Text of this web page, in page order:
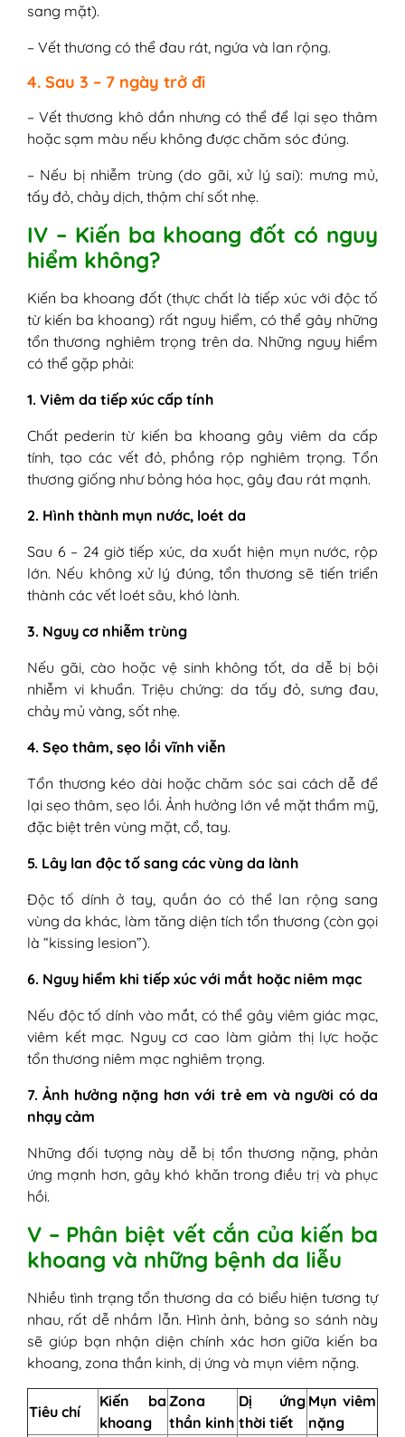
sang mặt).
– Vết thương có thể đau rát, ngứa và lan rộng.
4. Sau 3 – 7 ngày trở đi
– Vết thương khô dần nhưng có thể để lại sẹo thâm
hoặc sạm màu nếu không được chăm sóc đúng.
– Nếu bị nhiễm trùng (do gãi, xử lý sai): mưng mủ,
tấy đỏ, chảy dịch, thậm chí sốt nhẹ.
IV – Kiến ba khoang đốt có nguy
hiểm không?
Kiến ba khoang đốt (thực chất là tiếp xúc với độc tố
từ kiến ba khoang) rất nguy hiểm, có thể gây những
tổn thương nghiêm trọng trên da. Những nguy hiểm
có thể gặp phải:
1. Viêm da tiếp xúc cấp tính
Chất pederin từ kiến ba khoang gây viêm da cấp
tính, tạo các vết đỏ, phồng rộp nghiêm trọng. Tổn
thương giống như bỏng hóa học, gây đau rát mạnh.
2. Hình thành mụn nước, loét da
Sau 6 – 24 giờ tiếp xúc, da xuất hiện mụn nước, rộp
lớn. Nếu không xử lý đúng, tổn thương sẽ tiến triển
thành các vết loét sâu, khó lành.
3. Nguy cơ nhiễm trùng
Nếu gãi, cào hoặc vệ sinh không tốt, da dễ bị bội
nhiễm vi khuẩn. Triệu chứng: da tấy đỏ, sưng đau,
chảy mủ vàng, sốt nhẹ.
4. Sẹo thâm, sẹo lồi vĩnh viễn
Tổn thương kéo dài hoặc chăm sóc sai cách dễ để
lại sẹo thâm, sẹo lồi. Ảnh hưởng lớn về mặt thẩm mỹ,
đặc biệt trên vùng mặt, cổ, tay.
5. Lây lan độc tố sang các vùng da lành
Độc tố dính ở tay, quần áo có thể lan rộng sang
vùng da khác, làm tăng diện tích tổn thương (còn gọi
là “kissing lesion”).
6. Nguy hiểm khi tiếp xúc với mắt hoặc niêm mạc
Nếu độc tố dính vào mắt, có thể gây viêm giác mạc,
viêm kết mạc. Nguy cơ cao làm giảm thị lực hoặc
tổn thương niêm mạc nghiêm trọng.
7. Ảnh hưởng nặng hơn với trẻ em và người có da
nhạy cảm
Những đối tượng này dễ bị tổn thương nặng, phản
ứng mạnh hơn, gây khó khăn trong điều trị và phục
hồi.
V – Phân biệt vết cắn của kiến ba
khoang và những bệnh da liễu
Nhiều tình trạng tổn thương da có biểu hiện tương tự
nhau, rất dễ nhầm lẫn. Hình ảnh, bảng so sánh này
sẽ giúp bạn nhận diện chính xác hơn giữa kiến ba
khoang, zona thần kinh, dị ứng và mụn viêm nặng.
Tiêu chí
Kiến ba
khoang
Zona
thần kinh
Dị ứng
thời tiết
Mụn viêm
nặng